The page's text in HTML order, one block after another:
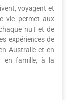
voyagent et
vie permet aux
nuit et de
expériences de
Australie et en
en famille, à la